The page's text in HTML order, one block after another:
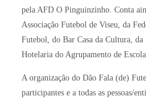
pela AFD O Pinguinzinho. Conta
Associação Futebol de Viseu, da
Futebol, do Bar Casa da Cultura,
Hotelaria do Agrupamento de
A organização do Dão Fala (de)
participantes e a todas as pessoas/